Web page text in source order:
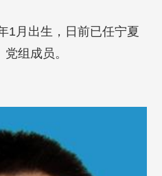
1月出生，日前已任宁夏
组成员。